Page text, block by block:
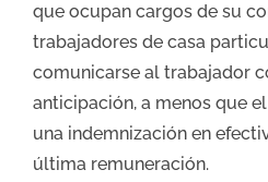
que ocupan cargos de su
trabajadores de casa
comunicarse al trabajador
anticipación, a menos que
una indemnización en
última remuneración.